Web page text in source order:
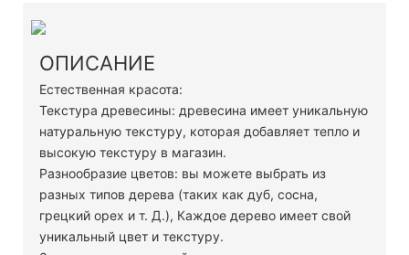
ОПИСАНИЕ
Естественная красота:
Текстура древесины: древесина имеет уникальную
натуральную текстуру, которая добавляет тепло и
высокую текстуру в магазин.
Разнообразие цветов: вы можете выбрать из
разных типов дерева (таких как дуб, сосна,
грецкий орех и т. Д.), Каждое дерево имеет свой
уникальный цвет и текстуру.